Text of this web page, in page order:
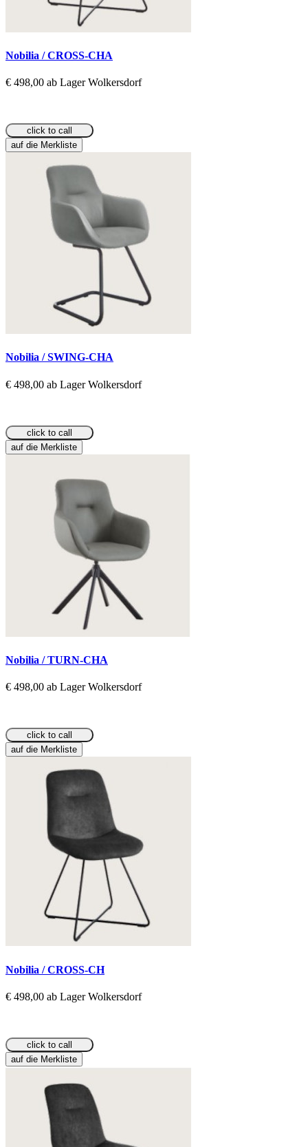
Nobilia / CROSS-CHA
€ 498,00 ab Lager Wolkersdorf
click to call
auf die Merkliste
Nobilia / SWING-CHA
€ 498,00 ab Lager Wolkersdorf
click to call
auf die Merkliste
Nobilia / TURN-CHA
€ 498,00 ab Lager Wolkersdorf
click to call
auf die Merkliste
Nobilia / CROSS-CH
€ 498,00 ab Lager Wolkersdorf
click to call
auf die Merkliste